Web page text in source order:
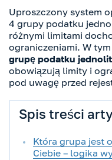
Uproszczony system
4 grupy podatku
różnymi limitami
ograniczeniami. W
grupę podatku
obowiązują limity i
pod uwagę przed
Spis treści
Która grupa jest
Ciebie – logika